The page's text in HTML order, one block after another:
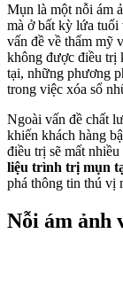
Mụn là một nỗi ám
mà ở bất kỳ lứa
vấn đề về thẩm mỹ
không được điều trị
tại, những phương
trong việc xóa sổ
Ngoài vấn đề chất
khiến khách hàng
điều trị sẽ mất
liệu trình trị mụn
phá thông tin thú vị
Nỗi ám ảnh